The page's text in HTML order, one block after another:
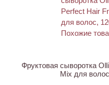
Фруктовая сыворотка
Mix для